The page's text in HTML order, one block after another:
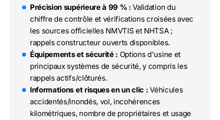
Précision supérieure à 99 % : Validation du
chiffre de contrôle et vérifications croisées avec
les sources officielles NMVTIS et NHTSA ;
rappels constructeur ouverts disponibles.
Équipements et sécurité : Options d'usine et
principaux systèmes de sécurité, y compris les
rappels actifs/clôturés.
Informations et risques en un clic : Véhicules
accidentés/inondés, vol, incohérences
kilométriques, nombre de propriétaires et usage